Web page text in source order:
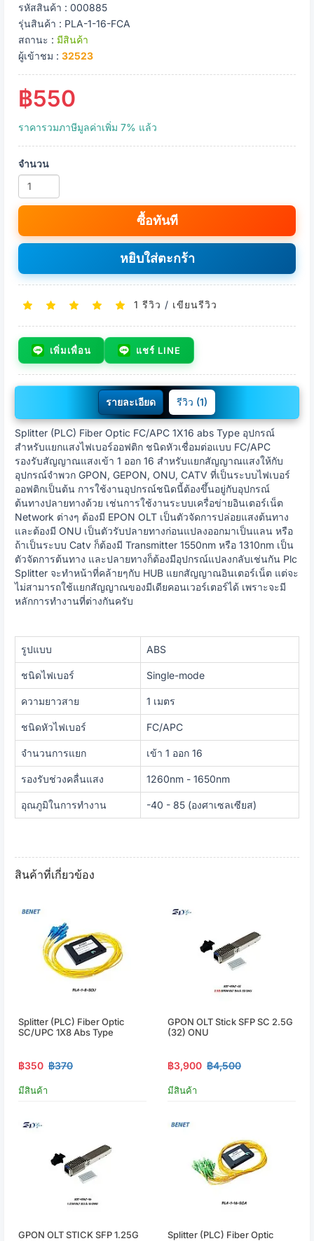
รหัสสินค้า : 000885
รุ่นสินค้า : PLA-1-16-FCA
สถานะ : มีสินค้า
ผู้เข้าชม : 32523
฿550
ราคารวมภาษีมูลค่าเพิ่ม 7% แล้ว
จำนวน
ซื้อทันที
หยิบใส่ตะกร้า
1 รีวิว / เขียนรีวิว
เพิ่มเพื่อน แชร์ LINE
รายละเอียด รีวิว (1)
Splitter (PLC) Fiber Optic FC/APC 1X16 abs Type อุปกรณ์
สำหรับแยกแสงไฟเบอร์ออฟติก ชนิดหัวเชื่อมต่อแบบ FC/APC
รองรับสัญญาณแสงเข้า 1 ออก 16 สำหรับแยกสัญญาณแสงให้กับ
อุปกรณ์จำพวก GPON, GEPON, ONU, CATV ที่เป็นระบบไฟเบอร์
ออฟติกเป็นต้น การใช้งานอุปกรณ์ชนิดนี้ต้องขึ้นอยู่กับอุปกรณ์
ต้นทางปลายทางด้วย เช่นการใช้งานระบบเครื่อข่ายอินเตอร์เน็ต
Network ต่างๆ ต้องมี EPON OLT เป็นตัวจัดการปล่อยแสงต้นทาง
และต้องมี ONU เป็นตัวรับปลายทางก่อนแปลงออกมาเป็นแลน หรือ
ถ้าเป็นระบบ Catv ก็ต้องมี Transmitter 1550nm หรือ 1310nm เป็น
ตัวจัดการต้นทาง และปลายทางก็ต้องมีอุปกรณ์แปลงกลับเช่นกัน Plc
Splitter จะทำหน้าที่คล้ายๆกับ HUB แยกสัญญาณอินเตอร์เน็ต แต่จะ
ไม่สามารถใช้แยกสัญญาณของมีเดียคอนเวอร์เตอร์ได้ เพราะจะมี
หลักการทำงานที่ต่างกันครับ
รูปแบบ ABS
ชนิดไฟเบอร์ Single-mode
ความยาวสาย 1 เมตร
ชนิดหัวไฟเบอร์ FC/APC
จำนวนการแยก เข้า 1 ออก 16
รองรับช่วงคลื่นแสง 1260nm - 1650nm
อุณภูมิในการทำงาน -40 - 85 (องศาเซลเซียส)
สินค้าที่เกี่ยวข้อง
Splitter (PLC) Fiber Optic
SC/UPC 1X8 Abs Type
฿350 ฿370
มีสินค้า
GPON OLT Stick SFP SC 2.5G
(32) ONU
฿3,900 ฿4,500
มีสินค้า
GPON OLT STICK SFP 1.25G
Splitter (PLC) Fiber Optic